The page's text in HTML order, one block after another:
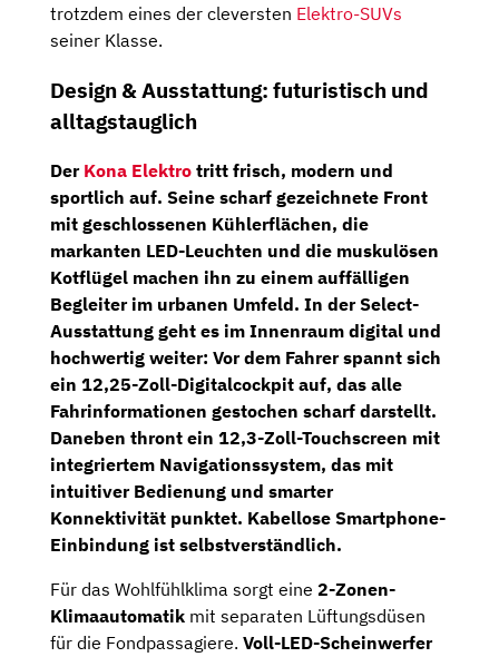
trotzdem eines der cleversten Elektro-SUVs
seiner Klasse.
Design & Ausstattung: futuristisch und
alltagstauglich
Der Kona Elektro tritt frisch, modern und
sportlich auf. Seine scharf gezeichnete Front
mit geschlossenen Kühlerflächen, die
markanten LED-Leuchten und die muskulösen
Kotflügel machen ihn zu einem auffälligen
Begleiter im urbanen Umfeld. In derSelect-
Ausstattung geht es im Innenraum digital und
hochwertig weiter: Vor dem Fahrer spannt sich
ein 12,25-Zoll-Digitalcockpit auf, das alle
Fahrinformationen gestochen scharf darstellt.
Daneben thront ein 12,3-Zoll-Touchscreen mit
integriertem Navigationssystem, das mit
intuitiver Bedienung und smarter
Konnektivität punktet. Kabellose Smartphone-
Einbindung ist selbstverständlich.
Für das Wohlfühlklima sorgt eine 2-Zonen-
Klimaautomatik mit separaten Lüftungsdüsen
für die Fondpassagiere. Voll-LED-Scheinwerfer